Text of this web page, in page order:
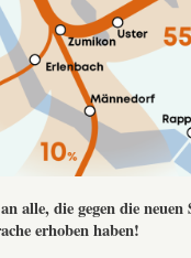
alle, die gegen die neuen
erhoben haben!